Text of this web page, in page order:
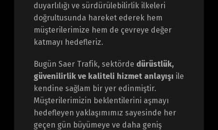
duyarlılığı ve sürdürülebilirlik ilkeleri
doğrultusunda hareket ederek hem
müşterilerimize hem de çevreye değer
katmayı hedefleriz.
Bugün Saer Trafik, sektörde dürüstlük,
güvenilirlik ve kaliteli hizmet anlayışı ile
kendine sağlam bir yer edinmiştir.
Müşterilerimizin beklentilerini aşmayı
hedefleyen yaklaşımımız sayesinde her
geçen gün büyümeye ve daha geniş